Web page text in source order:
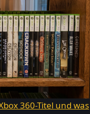
360-Titel und was